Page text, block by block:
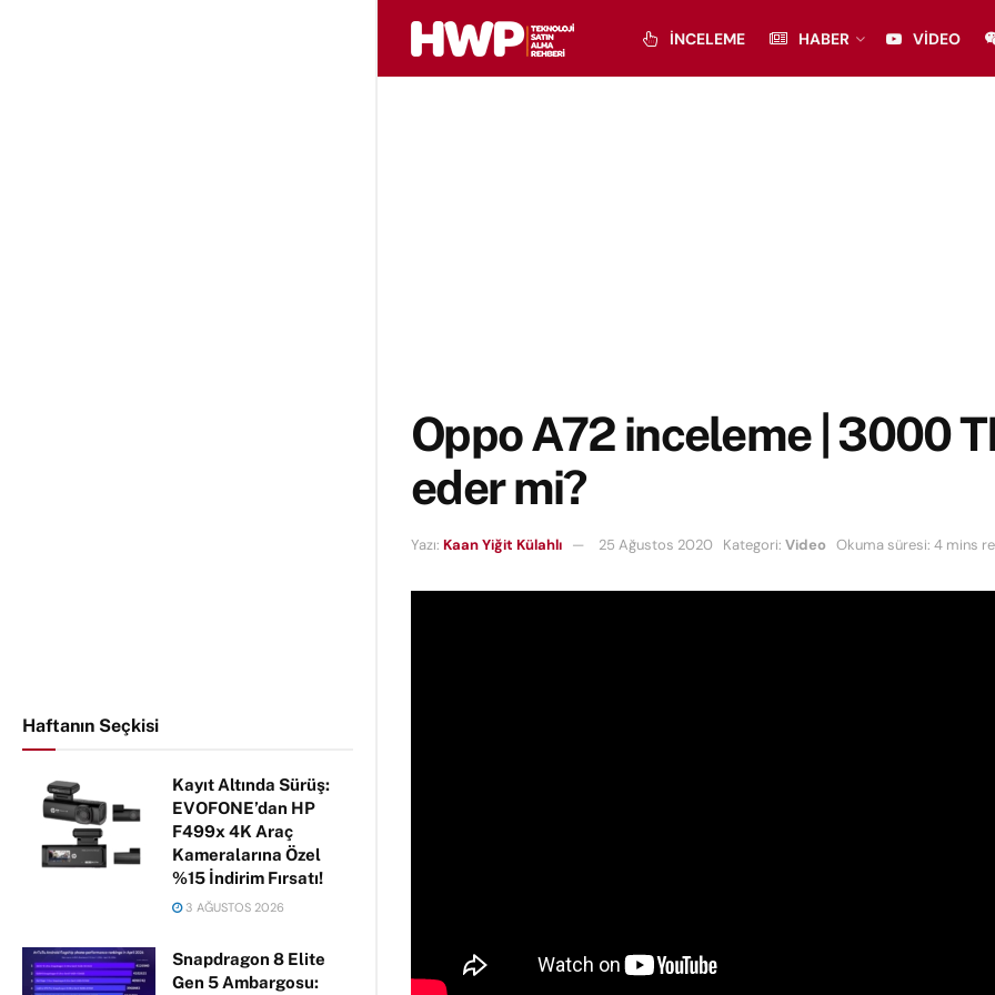
Haftanın Seçkisi
Kayıt Altında Sürüş:
EVOFONE’dan HP
F499x 4K Araç
Kameralarına Özel
%15 İndirim Fırsatı!
3 AĞUSTOS 2026
Snapdragon 8 Elite
Gen 5 Ambargosu:
İNCELEME HABER VIDEO
Oppo A72 inceleme | 3000
eder mi?
Yazı: Kaan Yiğit Külahlı 25 Ağustos 2020 Kategori: Video Okuma süresi: 4 mins